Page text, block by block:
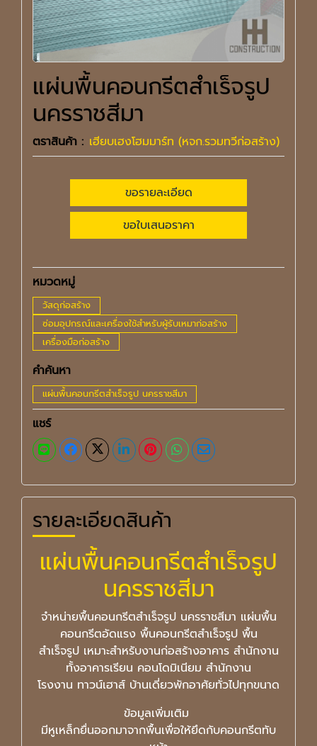
แผ่นพื้นคอนกรีตสำเร็จรูป
นครราชสีมา
ตราสินค้า : เฮียบเฮงโฮมมาร์ท (หจก.รวมทวีก่อสร้าง)
ขอรายละเอียด
ขอใบเสนอราคา
หมวดหมู่
วัสดุก่อสร้าง
ซ่อมอุปกรณ์และเครื่องใช้สำหรับผู้รับเหมาก่อสร้าง
เครื่องมือก่อสร้าง
คำค้นหา
แผ่นพื้นคอนกรีตสำเร็จรูป นครราชสีมา
แชร์
รายละเอียดสินค้า
แผ่นพื้นคอนกรีตสำเร็จรูป
นครราชสีมา
จำหน่ายพื้นคอนกรีตสำเร็จรูป นครราชสีมา แผ่นพื้น
คอนกรีตอัดแรง พื้นคอนกรีตสำเร็จรูป พื้น
สำเร็จรูป เหมาะสำหรับงานก่อสร้างอาคาร สำนักงาน
ทั้งอาคารเรียน คอนโดมิเนียม สำนักงาน
โรงงาน ทาวน์เฮาส์ บ้านเดี่ยวพักอาศัยทั่วไปทุกขนาด
ข้อมูลเพิ่มเติม
มีหูเหล็กยื่นออกมาจากพื้นเพื่อให้ยึดกับคอนกรีตทับ